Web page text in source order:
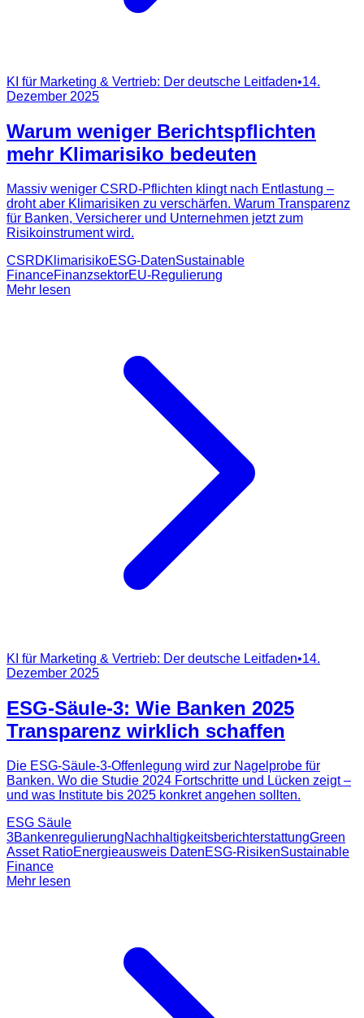
KI für Marketing & Vertrieb: Der deutsche Leitfaden•14.
Dezember 2025
Warum weniger Berichtspflichten
mehr Klimarisiko bedeuten
Massiv weniger CSRD-Pflichten klingt nach Entlastung –
droht aber Klimarisiken zu verschärfen. Warum Transparenz
für Banken, Versicherer und Unternehmen jetzt zum
Risikoinstrument wird.
CSRDKlimarisikoESG-DatenSustainable
FinanceFinanzsektorEU-Regulierung
Mehr lesen
KI für Marketing & Vertrieb: Der deutsche Leitfaden•14.
Dezember 2025
ESG-Säule‑3: Wie Banken 2025
Transparenz wirklich schaffen
Die ESG-Säule‑3-Offenlegung wird zur Nagelprobe für
Banken. Wo die Studie 2024 Fortschritte und Lücken zeigt –
und was Institute bis 2025 konkret angehen sollten.
ESG Säule
3BankenregulierungNachhaltigkeitsberichterstattungGreen
Asset RatioEnergieausweis DatenESG-RisikenSustainable
Finance
Mehr lesen